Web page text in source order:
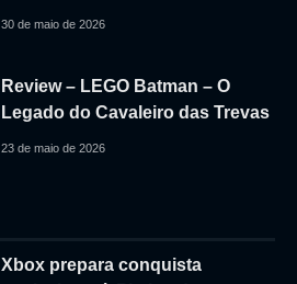
30 de maio de 2026
Review – LEGO Batman – O
Legado do Cavaleiro das Trevas
23 de maio de 2026
Xbox prepara conquista